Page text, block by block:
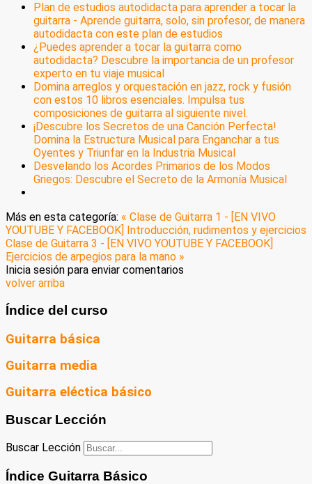
Plan de estudios autodidacta para aprender a tocar la
guitarra - Aprende guitarra, solo, sin profesor, de manera
autodidacta con este plan de estudios
¿Puedes aprender a tocar la guitarra como
autodidacta? Descubre la importancia de un profesor
experto en tu viaje musical
Domina arreglos y orquestación en jazz, rock y fusión
con estos 10 libros esenciales. Impulsa tus
composiciones de guitarra al siguiente nivel.
¡Descubre los Secretos de una Canción Perfecta!
Domina la Estructura Musical para Enganchar a tus
Oyentes y Triunfar en la Industria Musical
Desvelando los Acordes Primarios de los Modos
Griegos: Descubre el Secreto de la Armonía Musical
Más en esta categoría: « Clase de Guitarra 1 - [EN VIVO
YOUTUBE Y FACEBOOK] Introducción, rudimentos y ejercicios
Clase de Guitarra 3 - [EN VIVO YOUTUBE Y FACEBOOK]
Ejercicios de arpegios para la mano »
Inicia sesión para enviar comentarios
volver arriba
Índice del curso
Guitarra básica
Guitarra media
Guitarra eléctica básico
Buscar Lección
Buscar Lección
Índice Guitarra Básico